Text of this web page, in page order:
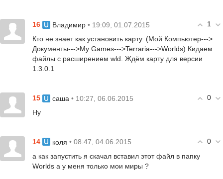
1
16 Владимир • 19:09, 01.07.2015
Кто не знает как установить карту. (Мой Компьютер--->
Документы--->My Games--->Terraria--->Worlds) Кидаем
файлы с расширением wld. Ждём карту для версии
1.3.0.1
0
15 саша • 10:27, 06.06.2015
Ну
0
14 коля • 08:47, 04.06.2015
а как запустить я скачал вставил этот файл в папку
Worlds а у меня только мои миры ?